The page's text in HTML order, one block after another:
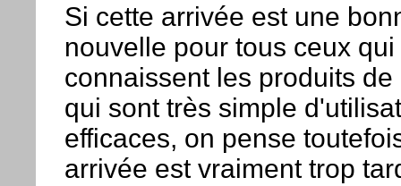
Si cette arrivée est une
nouvelle pour tous ceux qui
connaissent les produits
qui sont très simple
efficaces, on pense
arrivée est vraiment trop